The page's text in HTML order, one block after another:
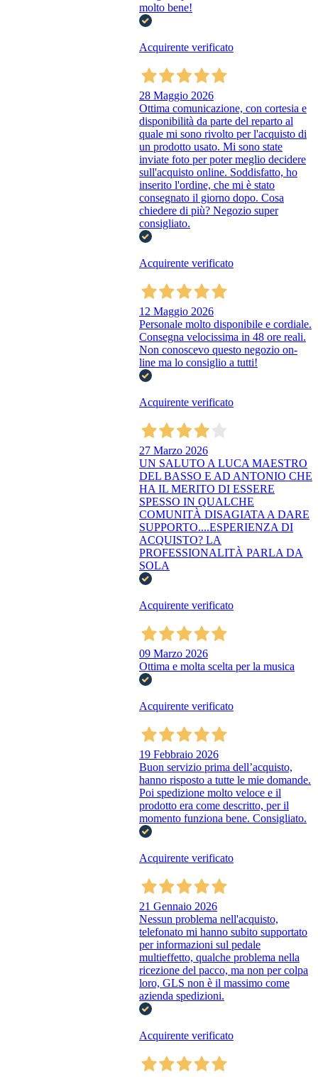
molto bene!
Acquirente verificato
28 Maggio 2026
Ottima comunicazione, con cortesia e
disponibilità da parte del reparto al
quale mi sono rivolto per l'acquisto di
un prodotto usato. Mi sono state
inviate foto per poter meglio decidere
sull'acquisto online. Soddisfatto, ho
inserito l'ordine, che mi è stato
consegnato il giorno dopo. Cosa
chiedere di più? Negozio super
consigliato.
Acquirente verificato
12 Maggio 2026
Personale molto disponibile e cordiale.
Consegna velocissima in 48 ore reali.
Non conoscevo questo negozio on-
line ma lo consiglio a tutti!
Acquirente verificato
27 Marzo 2026
UN SALUTO A LUCA MAESTRO
DEL BASSO E AD ANTONIO CHE
HA IL MERITO DI ESSERE
SPESSO IN QUALCHE
COMUNITÀ DISAGIATA A DARE
SUPPORTO....ESPERIENZA DI
ACQUISTO? LA
PROFESSIONALITÀ PARLA DA
SOLA
Acquirente verificato
09 Marzo 2026
Ottima e molta scelta per la musica
Acquirente verificato
19 Febbraio 2026
Buon servizio prima dell’acquisto,
hanno risposto a tutte le mie domande.
Poi spedizione molto veloce e il
prodotto era come descritto, per il
momento funziona bene. Consigliato.
Acquirente verificato
21 Gennaio 2026
Nessun problema nell'acquisto,
telefonato mi hanno subito supportato
per informazioni sul pedale
multieffetto, qualche problema nella
ricezione del pacco, ma non per colpa
loro, GLS non è il massimo come
azienda spedizioni.
Acquirente verificato